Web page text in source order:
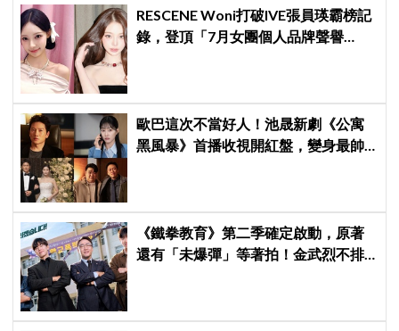
RESCENE Woni打破IVE張員瑛霸榜記
錄，登頂「7月女團個人品牌聲譽
歐巴這次不當好人！池晟新劇《公寓
黑風暴》首播收視開紅盤，變身最帥
《鐵拳教育》第二季確定啟動，原著
還有「未爆彈」等著拍！金武烈不排